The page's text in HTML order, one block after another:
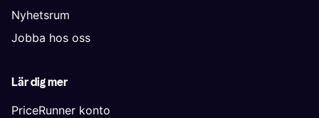
Nyhetsrum
Jobba hos oss
Lär dig mer
PriceRunner konto